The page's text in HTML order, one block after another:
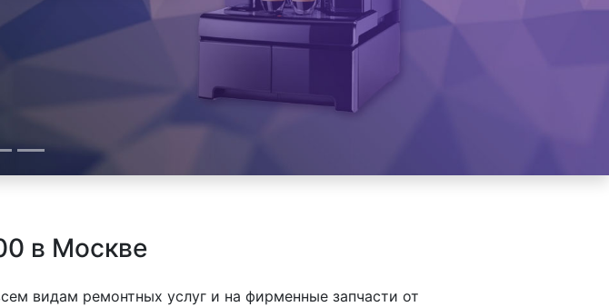
в Москве
видам ремонтных услуг и на фирменные запчасти от